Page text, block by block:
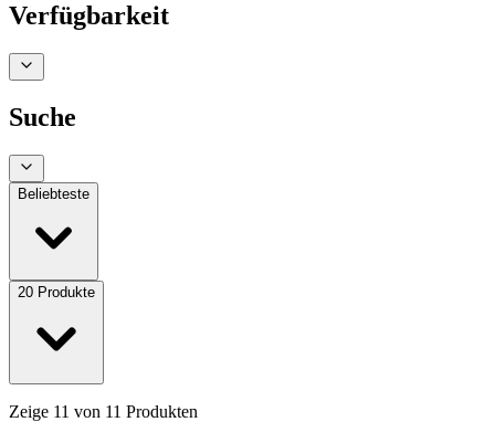
Verfügbarkeit
Suche
Beliebteste
20 Produkte
Zeige 11 von 11 Produkten